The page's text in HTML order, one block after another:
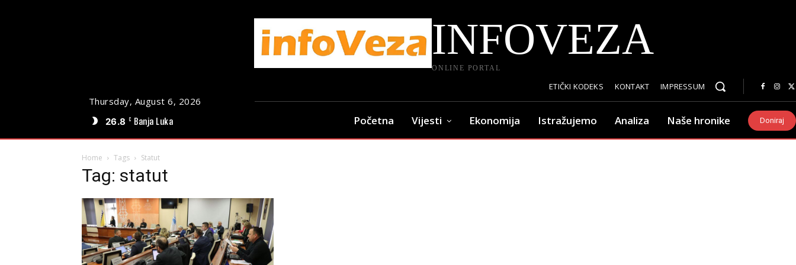
Thursday, August 6, 2026
26.8 C Banja Luka
INFOVEZA
ONLINE PORTAL
ETIČKI KODEKS KONTAKT IMPRESSUM
Početna Vijesti Ekonomija Istražujemo Analiza Naše hronike Doniraj
Home Tags Statut
Tag: statut